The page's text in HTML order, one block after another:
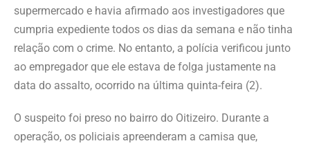
supermercado e havia afirmado aos investigadores que
cumpria expediente todos os dias da semana e não tinha
relação com o crime. No entanto, a polícia verificou junto
ao empregador que ele estava de folga justamente na
data do assalto, ocorrido na última quinta-feira (2).
O suspeito foi preso no bairro do Oitizeiro. Durante a
operação, os policiais apreenderam a camisa que,